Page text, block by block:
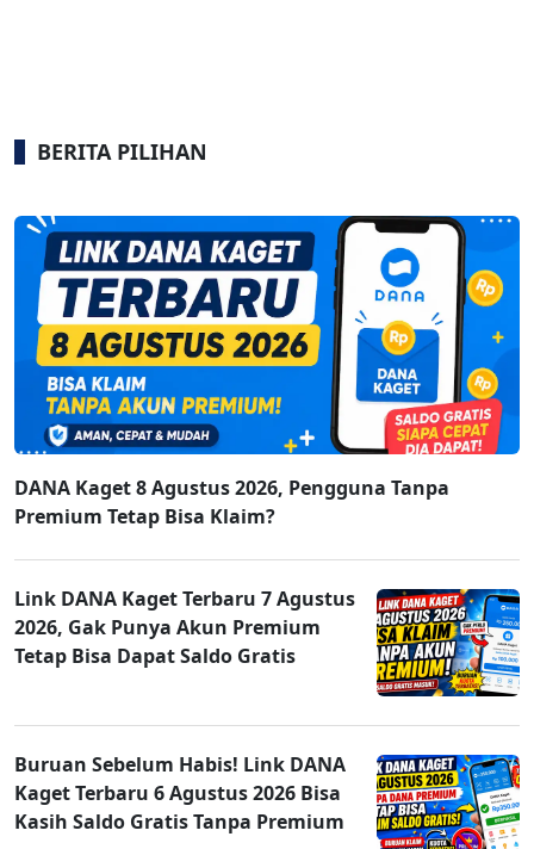
BERITA PILIHAN
DANA Kaget 8 Agustus 2026, Pengguna Tanpa
Premium Tetap Bisa Klaim?
Link DANA Kaget Terbaru 7 Agustus
2026, Gak Punya Akun Premium
Tetap Bisa Dapat Saldo Gratis
Buruan Sebelum Habis! Link DANA
Kaget Terbaru 6 Agustus 2026 Bisa
Kasih Saldo Gratis Tanpa Premium